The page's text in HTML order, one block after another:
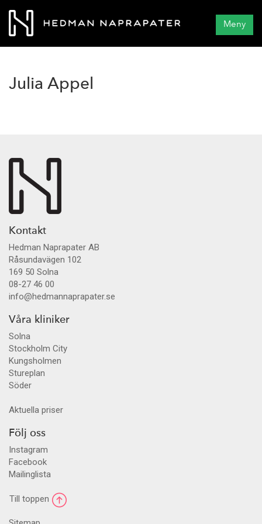
Meny
Julia Appel
Kontakt
Hedman Naprapater AB
Råsundavägen 102
169 50 Solna
08-27 46 00
info@hedmannaprapater.se
Våra kliniker
Solna
Stockholm City
Kungsholmen
Stureplan
Söder
Aktuella priser
Följ oss
Instagram
Facebook
Mailinglista
Till toppen